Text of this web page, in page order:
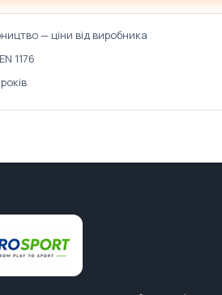
— ціни від виробника
1176